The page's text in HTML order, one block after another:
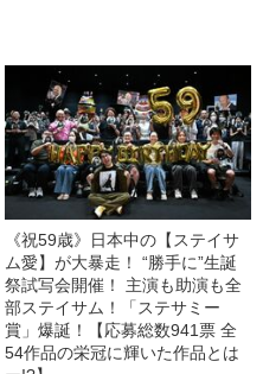
《祝59歳》日本中の【ステイサ
ム愛】が大暴走！ “勝手に”生誕
祭試写会開催！ 主演も助演も全
部ステイサム！「ステサミー
賞」爆誕！【応募総数941票 全
54作品の栄冠に輝いた作品とは